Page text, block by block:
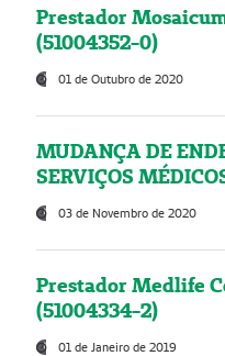
Prestador
(51004352-0)
01 de Outubro de 2020
MUDANÇA DE
SERVIÇOS
03 de Novembro de 2020
Prestador Medlife
(51004334-2)
01 de Janeiro de 2019